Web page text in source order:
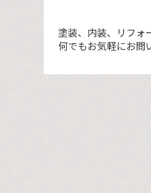
塗装、内装、リフォ
何でもお気軽にお問